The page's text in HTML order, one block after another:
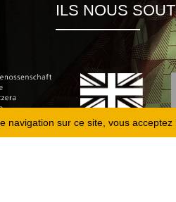
navigation sur ce site, vous acceptez
ILS NOUS